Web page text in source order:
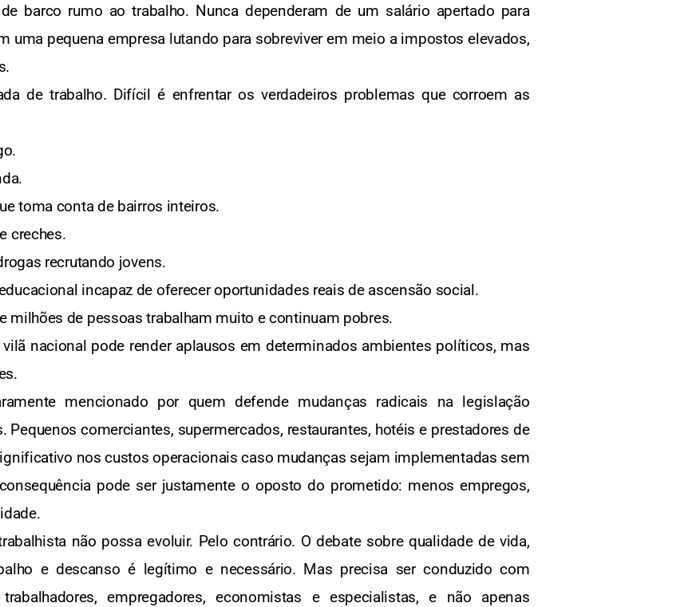
barco rumo ao trabalho. Nunca dependeram de um salário apertado para
uma pequena empresa lutando para sobreviver em meio a impostos elevados,
de trabalho. Difícil é enfrentar os verdadeiros problemas que corroem as
toma conta de bairros inteiros.
creches.
recrutando jovens.
incapaz de oferecer oportunidades reais de ascensão social.
milhões de pessoas trabalham muito e continuam pobres.
nacional pode render aplausos em determinados ambientes políticos, mas
mencionado por quem defende mudanças radicais na legislação
comerciantes, supermercados, restaurantes, hotéis e prestadores de
nos custos operacionais caso mudanças sejam implementadas sem
pode ser justamente o oposto do prometido: menos empregos,
não possa evoluir. Pelo contrário. O debate sobre qualidade de vida,
e descanso é legítimo e necessário. Mas precisa ser conduzido com
empregadores, economistas e especialistas, e não apenas